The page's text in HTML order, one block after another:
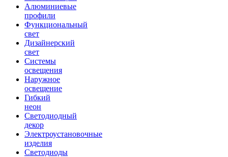
Алюминиевые
профили
Функциональный
свет
Дизайнерский
свет
Системы
освещения
Наружное
освещение
Гибкий
неон
Светодиодный
декор
Электроустановочные
изделия
Светодиоды